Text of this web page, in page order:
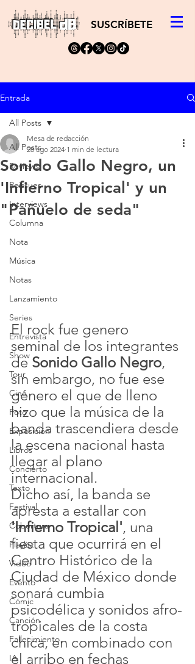
SUSCRÍBETE
Entrada
All Posts
Reviews
Reissues
Interviews
Columna
Nota
Música
Notas
Lanzamiento
Series
Entrevista
Show
Tour
Cine
Foto
Exposición
Libros
Concierto
Texto
Festival
Cobertura
Playlist
Video
Evento
Cómic
Canción
Fallecimiento
IA
All Posts
Sonido Gallo Negro, un
'Infierno Tropical' y un
"Pañuelo de seda"
Mesa de redacción
28 ago 2024 1 min de lectura
El rock fue genero
seminal de los integrantes
de Sonido Gallo Negro,
sin embargo, no fue ese
género el que de lleno
hizo que la música de la
banda trascendiera desde
la escena nacional hasta
llegar al plano
internacional.
Dicho así, la banda se
apresta a estallar con
'Infierno Tropical', una
fiesta que ocurrirá en el
Centro Histórico de la
Ciudad de México donde
sonará cumbia
psicodélica y sonidos afro-
tropicales de la costa
chica, en combinado con
el arribo en fechas